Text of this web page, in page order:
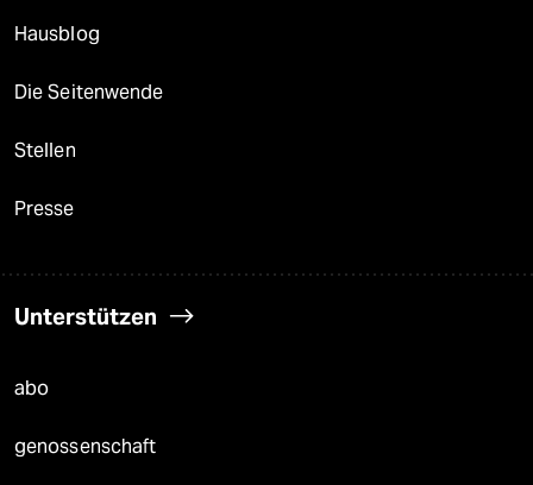
Hausblog
Die Seitenwende
Stellen
Presse
Unterstützen
abo
genossenschaft